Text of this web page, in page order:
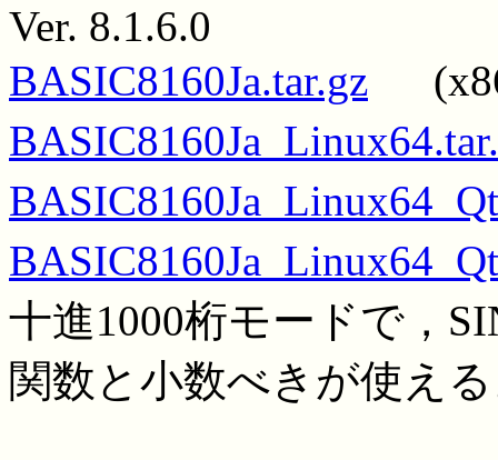
Ver. 8.1.6.0
BASIC8160Ja.tar.gz
十進1000桁モードで，
関数と小数べきが使え